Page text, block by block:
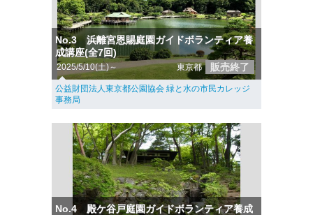
No.3 浜離宮恩賜庭園ガイドボランティア養
成講座(全7回)
2025/5/10(土)～ 東京都 販売終了
公益財団法人東京都公園協会 緑と水の市民カレッジ
事務局
No.4 殿ケ谷戸庭園ガイドボランティア養成